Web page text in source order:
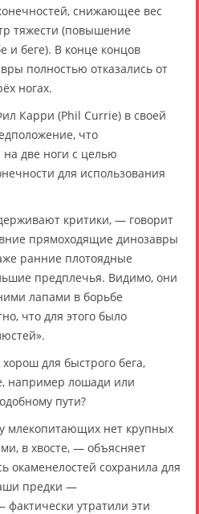
снижающее вес
тяжести (повышение
и беге). В конце концов
полностью отказались от
ногах.
Карри (Phil Currie) в своей
что
две ноги с целью
для использования
критики, — говорит
прямоходящие динозавры
ранние плотоядные
предплечья. Видимо, они
лапами в борьбе
что для этого было
для быстрого бега,
например лошади или
пути?
млекопитающих нет крупных
в хвосте, — объясняет
окаменелостей сохранила для
предки —
утратили эти